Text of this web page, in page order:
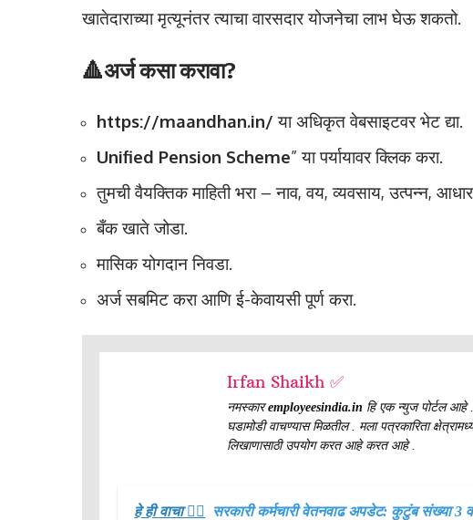
खातेदाराच्या मृत्यूनंतर त्याचा वारसदार योजनेचा लाभ घेऊ शकतो.
🔺अर्ज कसा करावा?
https://maandhan.in/ या अधिकृत वेबसाइटवर भेट द्या.
Unified Pension Scheme” या पर्यायावर क्लिक करा.
तुमची वैयक्तिक माहिती भरा – नाव, वय, व्यवसाय, उत्पन्न,
बँक खाते जोडा.
मासिक योगदान निवडा.
अर्ज सबमिट करा आणि ई-केवायसी पूर्ण करा.
Irfan Shaikh ✅
नमस्कारemployeesindia.in हि एक न्युज पोर्टल आहे .
घडामोडी वाचण्यास मिळतील . मला पत्रकारिता
लिखाणासाठी उपयोग करत आहे करत आहे .
हे ही वाचा 👉🏻
सरकारी कर्मचारी वेतनवाढ अपडेट: कुटुंब संख्या 3